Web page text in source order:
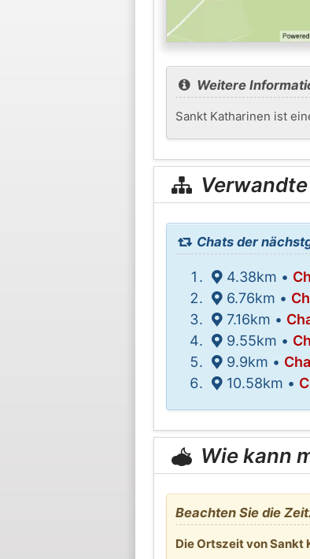
Weitere
Sankt Katharinen ist
Chats der
4.38km •
6.76km •
7.16km •
9.55km •
9.9km •
10.58km •
Wie kann
Beachten Sie die
Die Ortszeit von Sankt